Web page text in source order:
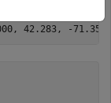
42.283, -